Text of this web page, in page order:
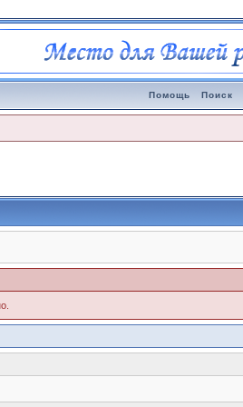
Помощь Поиск